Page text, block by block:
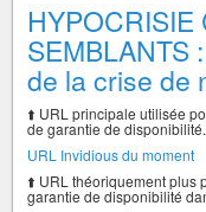
HYPOCRISIE
SEMBLANTS
de la crise de
⬆️ URL principale utilisée
de garantie de disponibilité.
URL Invidious du moment
⬆️ URL théoriquement plus
garantie de disponibilité